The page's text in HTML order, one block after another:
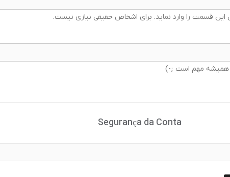
قسمت را وارد نماید. برای اشخاص حقیقی نیازی نیست.
همیشه مهم است ;-)
Segurança da Conta